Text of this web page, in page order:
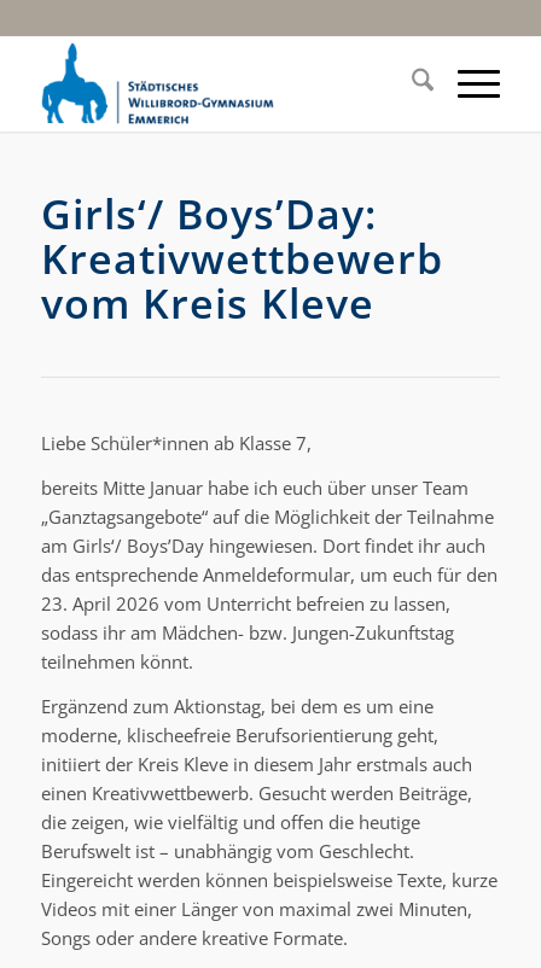
Girls‘/ Boys’Day:
Kreativwettbewerb
vom Kreis Kleve
Liebe Schüler*innen ab Klasse 7,
bereits Mitte Januar habe ich euch über unser Team
„Ganztagsangebote“ auf die Möglichkeit der Teilnahme
am Girls‘/ Boys’Day hingewiesen. Dort findet ihr auch
das entsprechende Anmeldeformular, um euch für den
23. April 2026 vom Unterricht befreien zu lassen,
sodass ihr am Mädchen- bzw. Jungen-Zukunftstag
teilnehmen könnt.
Ergänzend zum Aktionstag, bei dem es um eine
moderne, klischeefreie Berufsorientierung geht,
initiiert der Kreis Kleve in diesem Jahr erstmals auch
einen Kreativwettbewerb. Gesucht werden Beiträge,
die zeigen, wie vielfältig und offen die heutige
Berufswelt ist – unabhängig vom Geschlecht.
Eingereicht werden können beispielsweise Texte, kurze
Videos mit einer Länger von maximal zwei Minuten,
Songs oder andere kreative Formate.